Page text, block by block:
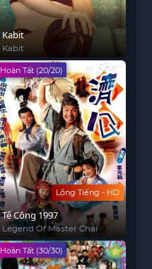
Kabit
Kabit
Lồng Tiếng - HD
Hoàn Tất (20/20)
Tế Công 1997
Legend Of Master Chai
Hoàn Tất (30/30)